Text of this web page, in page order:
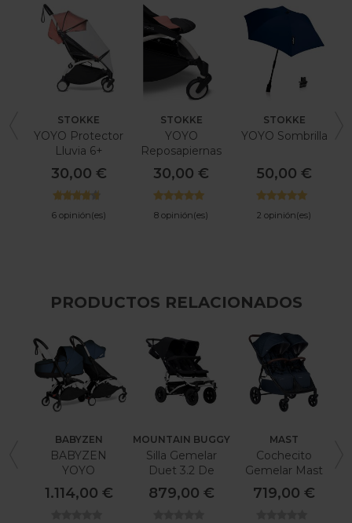
STOKKE
YOYO Protector
Lluvia 6+
30,00 €
6 opinión(es)
STOKKE
YOYO
Reposapiernas
30,00 €
8 opinión(es)
STOKKE
YOYO Sombrilla
50,00 €
2 opinión(es)
PRODUCTOS RELACIONADOS
BABYZEN
BABYZEN
YOYO
Cochecito
Doble Bassinet
1.114,00 €
MOUNTAIN BUGGY
Silla Gemelar
Duet 3.2 De
Mountain
Buggy
879,00 €
MAST
Cochecito
Gemelar Mast
M Twin X 2
719,00 €